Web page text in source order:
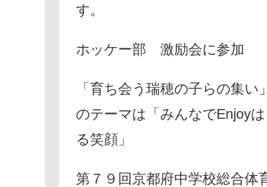
す。
ホッケー部 激励会に参加
「育ち会う瑞穂の子らの集い
のテーマは「みんなでEnjoy
る笑顔」
第７９回京都府中学校総合体